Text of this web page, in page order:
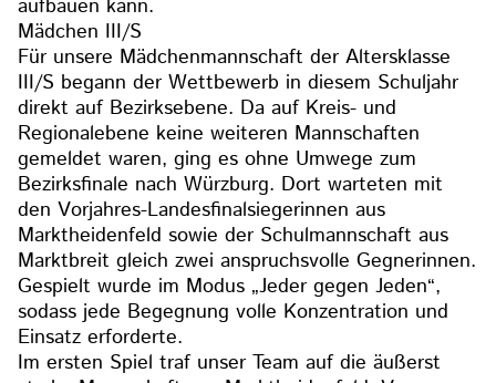
aufbauen kann.
Mädchen III/S
Für unsere Mädchenmannschaft der Altersklasse
III/S begann der Wettbewerb in diesem Schuljahr
direkt auf Bezirksebene. Da auf Kreis- und
Regionalebene keine weiteren Mannschaften
gemeldet waren, ging es ohne Umwege zum
Bezirksfinale nach Würzburg. Dort warteten mit
den Vorjahres-Landesfinalsiegerinnen aus
Marktheidenfeld sowie der Schulmannschaft aus
Marktbreit gleich zwei anspruchsvolle Gegnerinnen.
Gespielt wurde im Modus „Jeder gegen Jeden“,
sodass jede Begegnung volle Konzentration und
Einsatz erforderte.
Im ersten Spiel traf unser Team auf die äußerst